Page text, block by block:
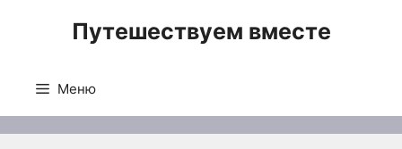
Путешествуем вместе
Меню